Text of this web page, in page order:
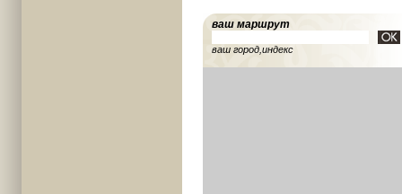
ваш маршрут
ваш город,индекс